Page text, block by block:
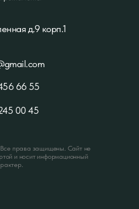
66 55
00 45
д.9 корп.1
права защищены. Сайт не
и носит информационный